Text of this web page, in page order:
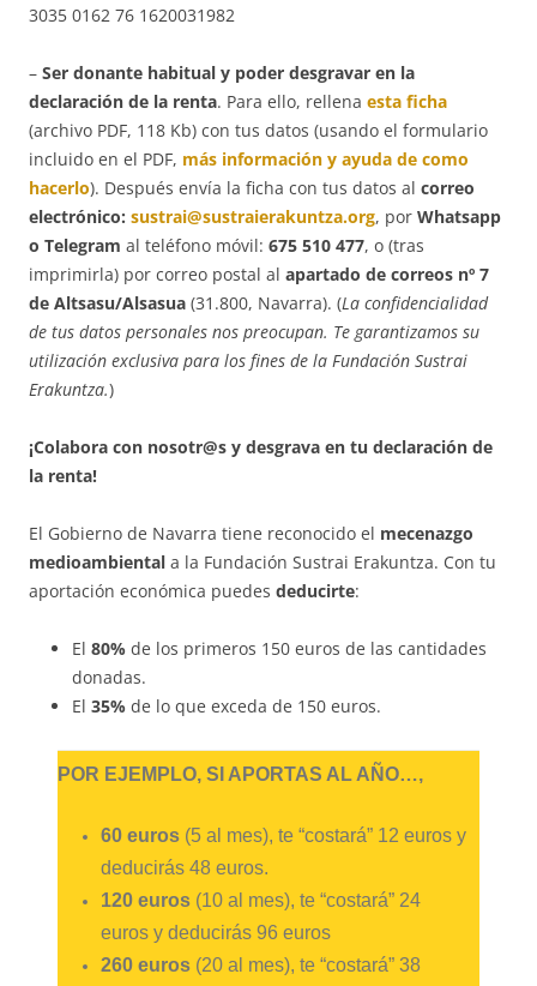
3035 0162 76 1620031982
– Ser donante habitual y poder desgravar en la
declaración de la renta. Para ello, rellena esta ficha
(archivo PDF, 118 Kb) con tus datos (usando el formulario
incluido en el PDF, más información y ayuda de como
hacerlo). Después envía la ficha con tus datos al correo
electrónico: sustrai@sustraierakuntza.org, por Whatsapp
o Telegram al teléfono móvil: 675 510 477, o (tras
imprimirla) por correo postal al apartado de correos nº 7
de Altsasu/Alsasua (31.800, Navarra). (La confidencialidad
de tus datos personales nos preocupan. Te garantizamos su
utilización exclusiva para los fines de la Fundación Sustrai
Erakuntza.)
¡Colabora con nosotr@s y desgrava en tu declaración de
la renta!
El Gobierno de Navarra tiene reconocido el mecenazgo
medioambiental a la Fundación Sustrai Erakuntza. Con tu
aportación económica puedes deducirte:
El 80% de los primeros 150 euros de las cantidades
donadas.
El 35% de lo que exceda de 150 euros.
POR EJEMPLO, SI APORTAS AL AÑO…,
60 euros (5 al mes), te “costará” 12 euros y
deducirás 48 euros.
120 euros (10 al mes), te “costará” 24
euros y deducirás 96 euros
260 euros (20 al mes), te “costará” 38